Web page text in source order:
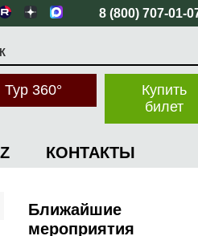
8 (800) 707-01-
Купить
билет
Тур 360°
КОНТАКТЫ
Ближайшие
мероприятия